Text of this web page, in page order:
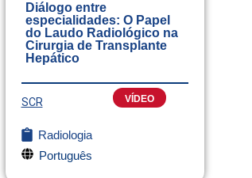
Diálogo entre
especialidades: O Papel
do Laudo Radiológico na
Cirurgia de Transplante
Hepático
SCR VÍDEO
Radiologia
Português